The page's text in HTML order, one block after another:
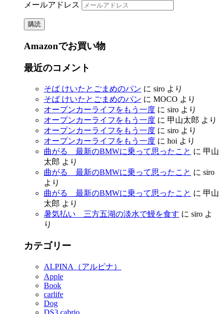
メールアドレス
購読
Amazonでお買い物
最近のコメント
そば けいたとごまめのパン に siro より
そば けいたとごまめのパン に MOCO より
オープンカーライフをもう一度 に siro より
オープンカーライフをもう一度 に 甲山太郎 より
オープンカーライフをもう一度 に siro より
オープンカーライフをもう一度 に hoi より
曲がる 最新のBMWに乗って思ったこと に 甲山
太郎 より
曲がる 最新のBMWに乗って思ったこと に siro
より
曲がる 最新のBMWに乗って思ったこと に 甲山
太郎 より
暑気払い 三方五湖の淡水で鰻を食す に siro よ
り
カテゴリー
ALPINA（アルピナ）
Apple
Book
carlife
Dog
DS3 cabrio